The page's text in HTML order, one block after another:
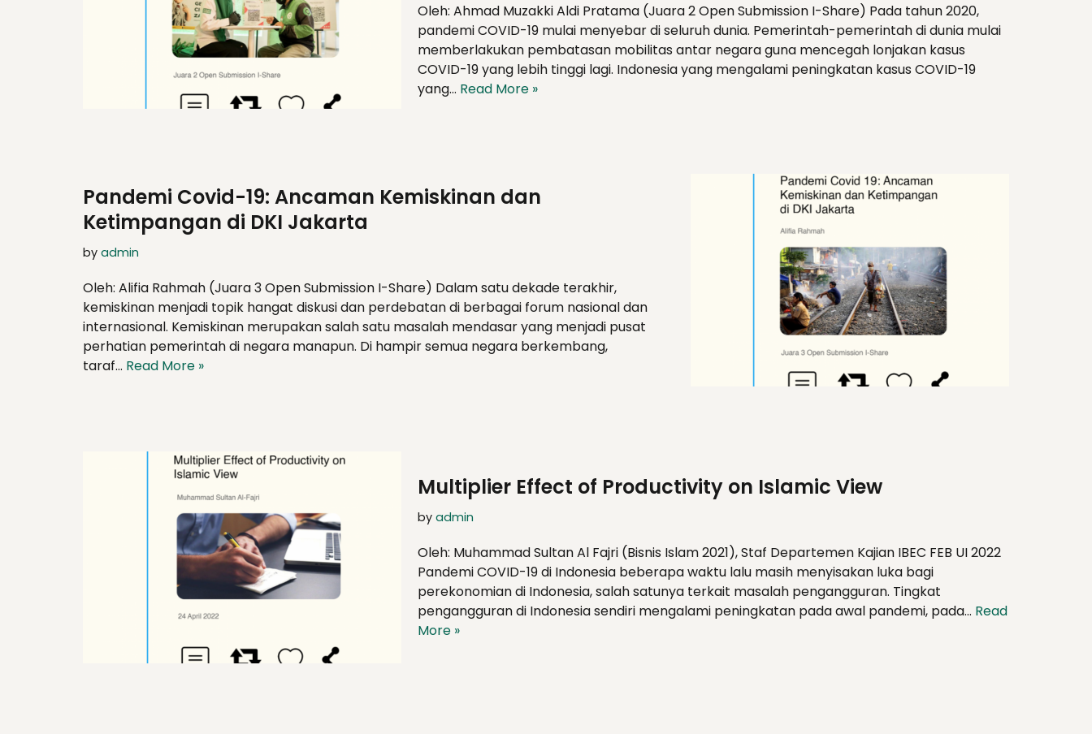
Oleh: Ahmad Muzakki Aldi Pratama (Juara 2 Open Submission I-Share) Pada tahun 2020,
pandemi COVID-19 mulai menyebar di seluruh dunia. Pemerintah-pemerintah di dunia mulai
memberlakukan pembatasan mobilitas antar negara guna mencegah lonjakan kasus
COVID-19 yang lebih tinggi lagi. Indonesia yang mengalami peningkatan kasus COVID-19
yang… Read More »
Pandemi Covid-19: Ancaman Kemiskinan dan
Ketimpangan di DKI Jakarta
by admin
Oleh: Alifia Rahmah (Juara 3 Open Submission I-Share) Dalam satu dekade terakhir,
kemiskinan menjadi topik hangat diskusi dan perdebatan di berbagai forum nasional dan
internasional. Kemiskinan merupakan salah satu masalah mendasar yang menjadi pusat
perhatian pemerintah di negara manapun. Di hampir semua negara berkembang,
taraf… Read More »
Multiplier Effect of Productivity on Islamic View
by admin
Oleh: Muhammad Sultan Al Fajri (Bisnis Islam 2021), Staf Departemen Kajian IBEC FEB UI 2022
Pandemi COVID-19 di Indonesia beberapa waktu lalu masih menyisakan luka bagi
perekonomian di Indonesia, salah satunya terkait masalah pengangguran. Tingkat
pengangguran di Indonesia sendiri mengalami peningkatan pada awal pandemi, pada… Read
More »